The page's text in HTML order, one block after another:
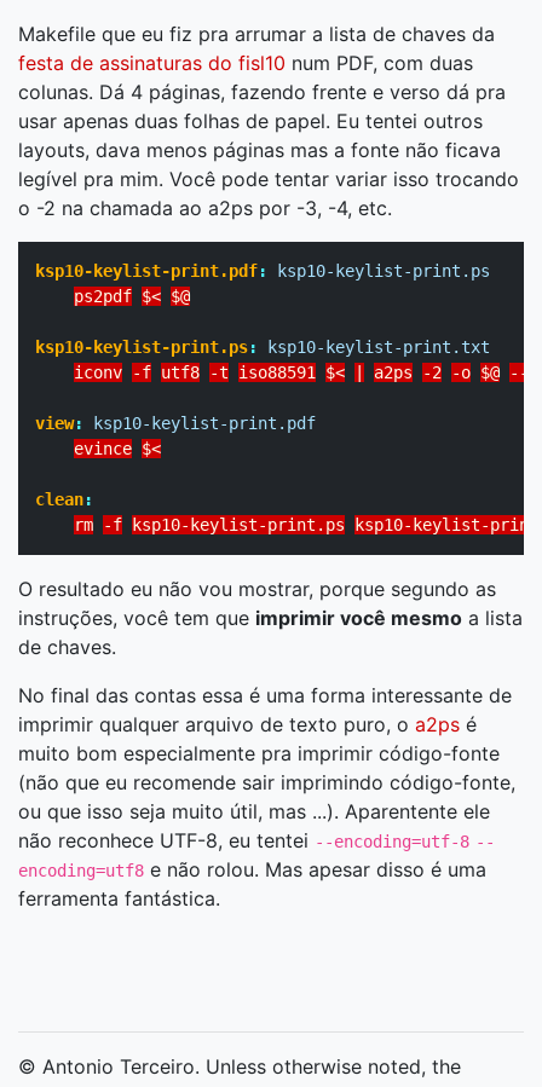
Makefile que eu fiz pra arrumar a lista de chaves da
festa de assinaturas do fisl10 num PDF, com duas
colunas. Dá 4 páginas, fazendo frente e verso dá pra
usar apenas duas folhas de papel. Eu tentei outros
layouts, dava menos páginas mas a fonte não ficava
legível pra mim. Você pode tentar variar isso trocando
o -2 na chamada ao a2ps por -3, -4, etc.
ksp10-keylist-print.pdf:
ksp10-keylist-print.ps
ps2pdf $< $@
ksp10-keylist-print.ps:
ksp10-keylist-print.txt
iconv
-f utf8 -t iso88591 $< a2ps -2 -o $@ --
view:
ksp10-keylist-print.pdf
evince $<
clean:
rm
-f ksp10-keylist-print.ps ksp10-keylist-
O resultado eu não vou mostrar, porque segundo as
instruções, você tem que imprimir você mesmo a lista
de chaves.
No final das contas essa é uma forma interessante de
imprimir qualquer arquivo de texto puro, o a2ps é
muito bom especialmente pra imprimir código-fonte
(não que eu recomende sair imprimindo código-fonte,
ou que isso seja muito útil, mas ...). Aparentente ele
não reconhece UTF-8, eu tentei --encoding=utf-8 --
encoding=utf8 e não rolou. Mas apesar disso é uma
ferramenta fantástica.
© Antonio Terceiro. Unless otherwise noted, the